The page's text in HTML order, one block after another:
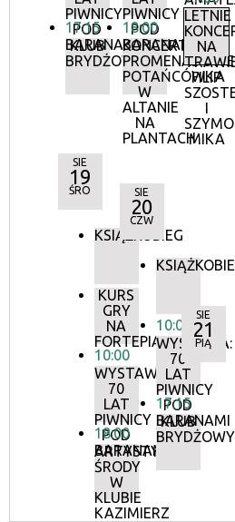
PIWNICY
POD
BARANAMI
17:15
KLUB
BRYDŻOWY
PIWNICY
POD
BARANAMI
18:00
KONCERTY
POTAŃCÓWKA
W
ALTANIE
NA
PLANTACH
LETNIE
NA
FILIP
I
MIKA
SIE
19
ŚRO
KSIĄŻKOBIEG
KURS
GRY
NA
FORTEPIANIE
10:00
WYSTAWA:
70
LAT
PIWNICY
POD
BARANAMI
18:00
ARTYSTYCZNE
ŚRODY
W
KLUBIE
KAZIMIERZ
SIE
20
CZW
10:00
WYSTAWA:
70
LAT
PIWNICY
POD
BARANAMI
17:15
KLUB
BRYDŻOWY
SIE
21
PIĄ